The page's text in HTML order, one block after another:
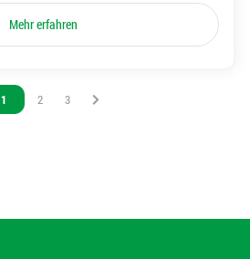
Mehr erfahren
Vous êtes sur la page
1 Vous êtes sur la page
2 Vous êtes sur la page
3